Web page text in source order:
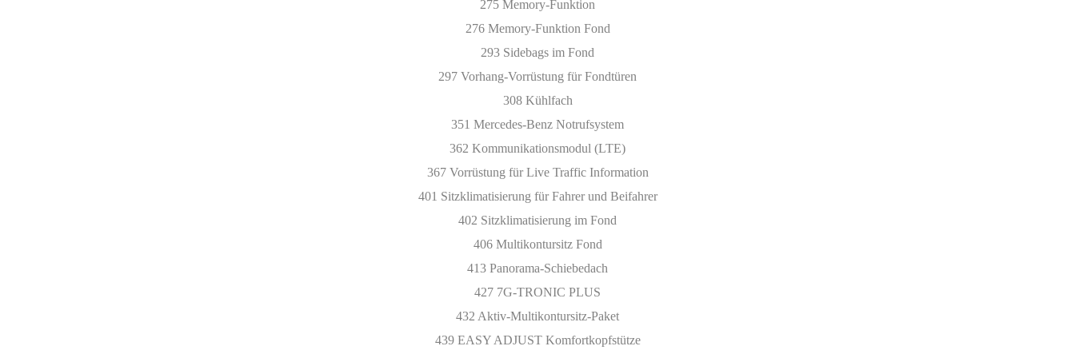
275 Memory-Funktion
276 Memory-Funktion Fond
293 Sidebags im Fond
297 Vorhang-Vorrüstung für Fondtüren
308 Kühlfach
351 Mercedes-Benz Notrufsystem
362 Kommunikationsmodul (LTE)
367 Vorrüstung für Live Traffic Information
401 Sitzklimatisierung für Fahrer und Beifahrer
402 Sitzklimatisierung im Fond
406 Multikontursitz Fond
413 Panorama-Schiebedach
427 7G-TRONIC PLUS
432 Aktiv-Multikontursitz-Paket
439 EASY ADJUST Komfortkopfstütze